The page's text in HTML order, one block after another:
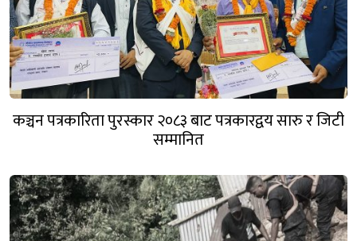
कञ्चन पत्रकारिता पुरस्कार २०८३ बाट पत्रकारद्वय सारु र जिटी
सम्मानित